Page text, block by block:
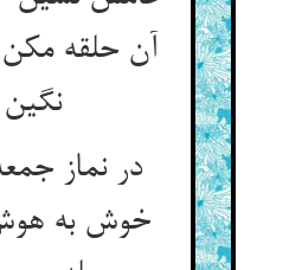
آن حلقه
نگین
در نماز
خوش به